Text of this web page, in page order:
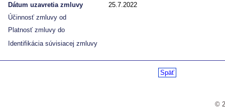
Dátum uzavretia zmluvy
25.7.2022
Účinnosť zmluvy od
Platnosť zmluvy do
Identifikácia súvisiacej zmluvy
Späť
©